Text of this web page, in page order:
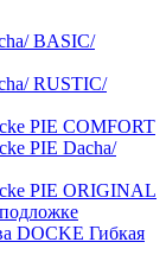
BASIC/
RUSTIC/
PIE COMFORT
PIE Dacha/
PIE ОRIGINАL
DOCKE Гибкая